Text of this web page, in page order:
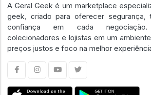
A Geral Geek é um marketplace
geek, criado para oferecer segurança,
confiança em cada negociação.
colecionadores e lojistas em um
preços justos e foco na melhor